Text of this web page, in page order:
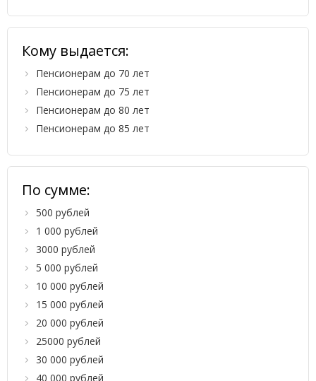
Кому выдается:
Пенсионерам до 70 лет
Пенсионерам до 75 лет
Пенсионерам до 80 лет
Пенсионерам до 85 лет
По сумме:
500 рублей
1 000 рублей
3000 рублей
5 000 рублей
10 000 рублей
15 000 рублей
20 000 рублей
25000 рублей
30 000 рублей
40 000 рублей